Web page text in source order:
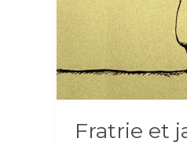
Fratrie et